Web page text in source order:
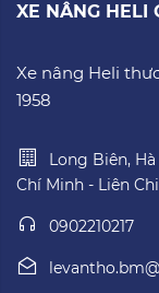
XE NÂNG HELI
Xe nâng Heli
1958
Long Biên,
Chí Minh - Liên
0902210217